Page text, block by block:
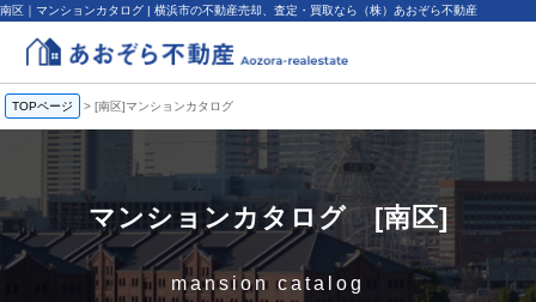
南区｜マンションカタログ | 横浜市の不動産売却、査定・買取なら（株）あおぞら不動産
TOPページ > [南区]マンションカタログ
マンションカタログ [南区]
mansion catalog